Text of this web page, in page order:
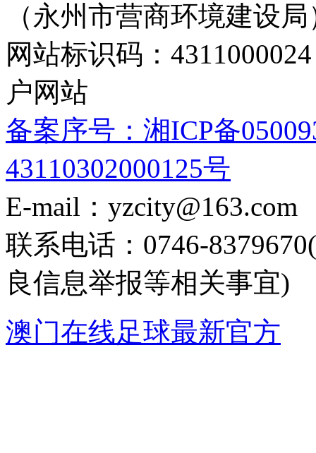
（永州市营商环境建设局
网站标识码：
户网站
备案序号：湘ICP备
43110302000125号
E-mail：yzcity@163.com
联系电话：0746-
良信息举报等相关事宜)
澳门在线足球最新官方